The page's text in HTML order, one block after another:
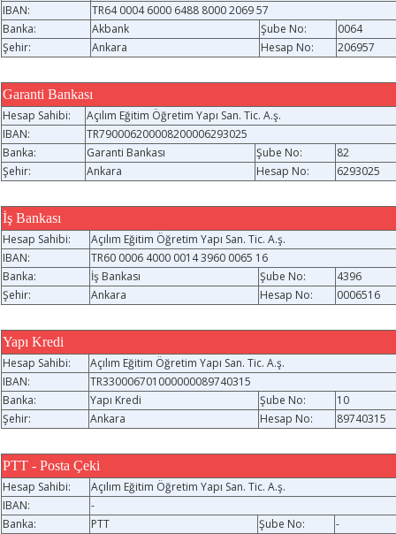
IBAN:
TR64 0004 6000 6488 8000 2069 57
Banka:
Akbank Şube No:
0064
Şehir:
Ankara Hesap No: 206957
Garanti Bankası
Hesap Sahibi:
Açılım Eğitim Öğretim Yapı San. Tic. A.ş.
IBAN:
TR790006200008200006293025
Banka:
Garanti Bankası Şube No:
82
Şehir:
Ankara Hesap No: 6293025
İş Bankası
Hesap Sahibi:
Açılım Eğitim Öğretim Yapı San. Tic. A.ş.
IBAN:
TR60 0006 4000 0014 3960 0065 16
Banka:
İş Bankası Şube No:
4396
Şehir:
Ankara Hesap No: 0006516
Yapı Kredi
Hesap Sahibi:
Açılım Eğitim Öğretim Yapı San. Tic. A.ş.
IBAN:
TR330006701000000089740315
Banka:
Yapı Kredi Şube No:
10
Şehir:
Ankara Hesap No: 89740315
PTT - Posta Çeki
Hesap Sahibi:
Açılım Eğitim Öğretim Yapı San. Tic. A.ş.
IBAN:
-
Banka:
PTT Şube No:
-